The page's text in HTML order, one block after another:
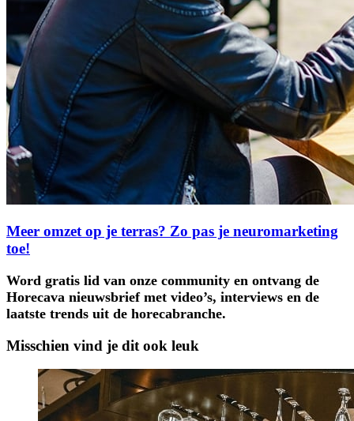
Meer omzet op je terras? Zo pas je neuromarketing
toe!
Word gratis lid van onze community en ontvang de
Horecava nieuwsbrief met video’s, interviews en de
laatste trends uit de horecabranche.
Misschien vind je dit ook leuk